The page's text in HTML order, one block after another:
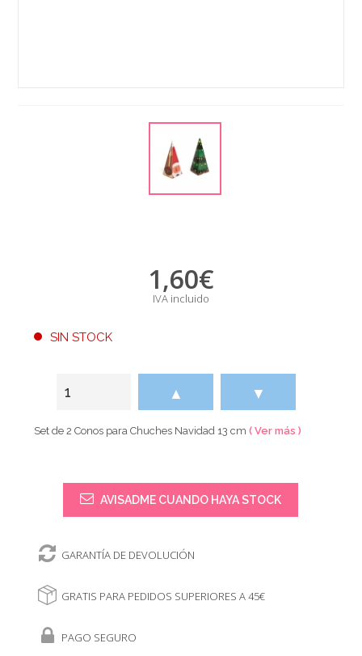
1,60€
IVA incluido
SIN STOCK
▲ ▼
Set de 2 Conos para Chuches Navidad 13 cm( Ver más )
AVISADME CUANDO HAYA STOCK
GARANTÍA DE DEVOLUCIÓN
GRATIS PARA PEDIDOS SUPERIORES A 45€
PAGO SEGURO